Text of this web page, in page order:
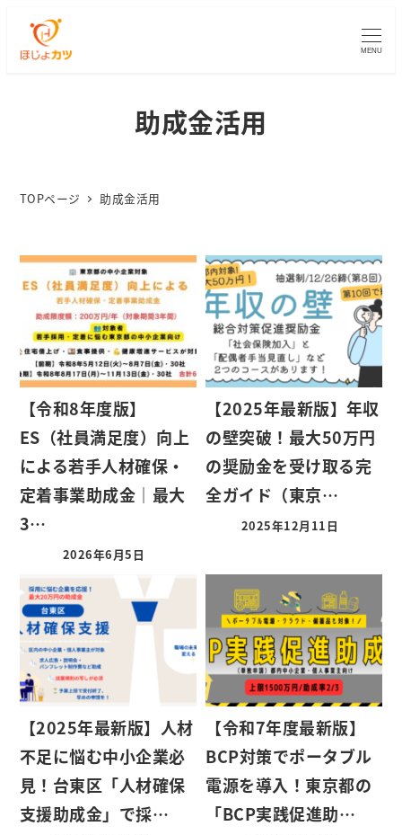
MENU
助成金活用
TOPページ 助成金活用
【令和8年度版】
ES（社員満足度）向上
による若手人材確保・
定着事業助成金｜最大
3…
2026年6月5日
【2025年最新版】年収
の壁突破！最大50万円
の奨励金を受け取る完
全ガイド（東京…
2025年12月11日
【2025年最新版】人材
不足に悩む中小企業必
見！台東区「人材確保
支援助成金」で採…
【令和7年度最新版】
BCP対策でポータブル
電源を導入！東京都の
「BCP実践促進助…